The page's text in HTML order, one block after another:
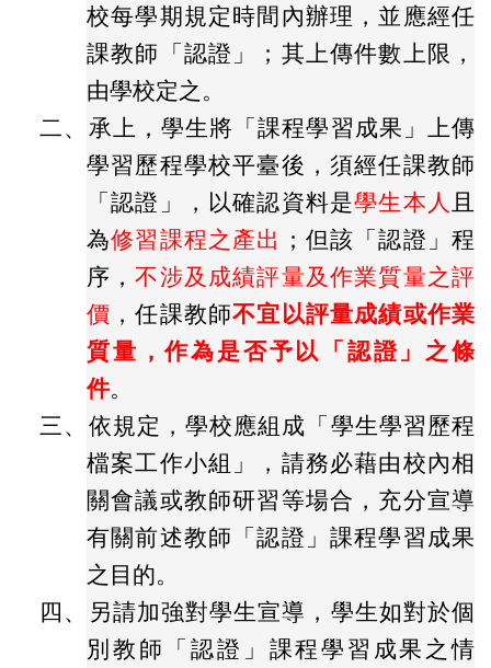
校每學期規定時間內辦理，並應經任
課教師「認證」；其上傳件數上限，
由學校定之。
二、 承上，學生將「課程學習成果」上傳
學習歷程學校平臺後，須經任課教師
「認證」，以確認資料是學生本人 且
為修習課程之產出 ；但該「認證」程
序，不涉及成績評量及作業質量之評
價 ，任課教師不宜以評量成績或作業
質量，作為是否予以「認證」之條
件。
三、 依規定，學校應組成「學生學習歷程
檔案工作小組」，請務必藉由校內相
關會議或教師研習等場合，充分宣導
有關前述教師「認證」課程學習成果
之目的。
四、
另請加強對學生宣導，學生如對於個
別教師「認證」課程學習成果之情